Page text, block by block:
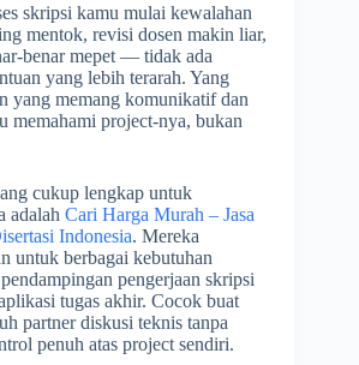
skripsi kamu mulai kewalahan
mentok, revisi dosen makin liar,
benar mepet — tidak ada
yang lebih terarah. Yang
yang memang komunikatif dan
memahami project-nya, bukan
cukup lengkap untuk
adalah Cari Harga Murah – Jasa
Indonesia. Mereka
untuk berbagai kebutuhan
pengerjaan skripsi
tugas akhir. Cocok buat
partner diskusi teknis tanpa
penuh atas project sendiri.